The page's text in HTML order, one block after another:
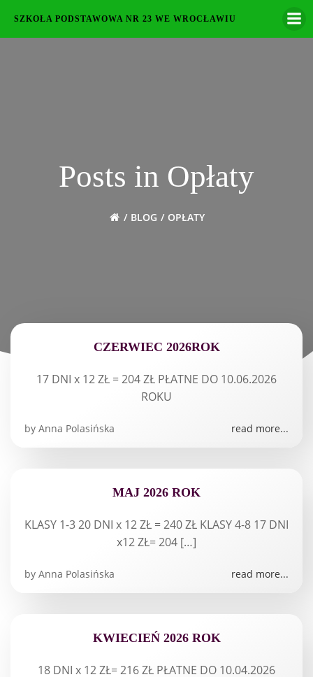
to
content
SZKOŁA PODSTAWOWA NR 23 WE WROCŁAWIU
Posts in Opłaty
BLOG OPŁATY
CZERWIEC 2026ROK
17 DNI x 12 ZŁ = 204 ZŁ PŁATNE DO 10.06.2026
ROKU
by Anna Polasińska read more...
MAJ 2026 ROK
KLASY 1-3 20 DNI x 12 ZŁ = 240 ZŁ KLASY 4-8 17 DNI
x12 ZŁ= 204 […]
by Anna Polasińska read more...
KWIECIEŃ 2026 ROK
18 DNI x 12 ZŁ= 216 ZŁ PŁATNE DO 10.04.2026